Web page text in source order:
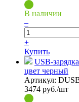
В наличии
–
+
Купить
USB-
цвет черный
Артикул:
3474 руб./шт